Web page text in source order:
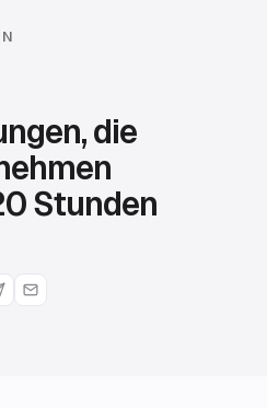
die
Stunden